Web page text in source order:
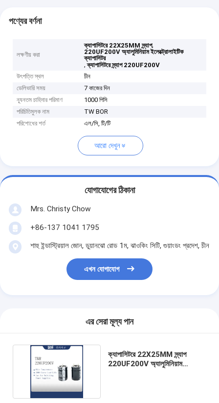
পণ্যের বর্ণনা
লক্ষণীয় করা
ক্যাপাসিটরে 22X25MM স্ন্যাপ,
220UF200V অ্যালুমিনিয়াম ইলেক্ট্রোলাইটিক
ক্যাপাসিটর
,ক্যাপাসিটরে স্ন্যাপ 220UF200V
উৎপত্তি স্থল
চীন
ডেলিভারি সময়
7 কাজের দিন
ন্যূনতম চাহিদার পরিমাণ
1000 পিসি
পরিচিতিমুলক নাম
TW BOR
পরিশোধের শর্ত
এল/সি, টি/টি
আরো দেখুন
যোগাযোগের ঠিকানা
Mrs. Christy Chow
+86-137 1041 1795
শাহু ইন্ডাস্ট্রিয়াল জোন, ডুয়ানঝো রোড 1ম, ঝাওকিং সিটি, গুয়াংডং প্রদেশ, চীন
এখন যোগাযোগ
এর সেরা মূল্য পান
ক্যাপাসিটরে 22X25MM স্ন্যাপ
220UF200V অ্যালুমিনিয়াম